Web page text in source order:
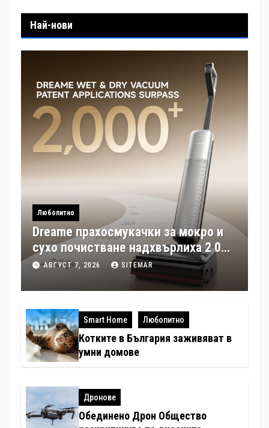
Най-нови
Любопитно
Dreame прахосмукачки за мокро и
сухо почистване надхвърлиха 2 000
патентни заявки в световен мащаб
АВГУСТ 7, 2026 SITEMAR
Smart Home Любопитно
Котките в България заживяват в
умни домове
Дронове
Обединено Дрон Общество